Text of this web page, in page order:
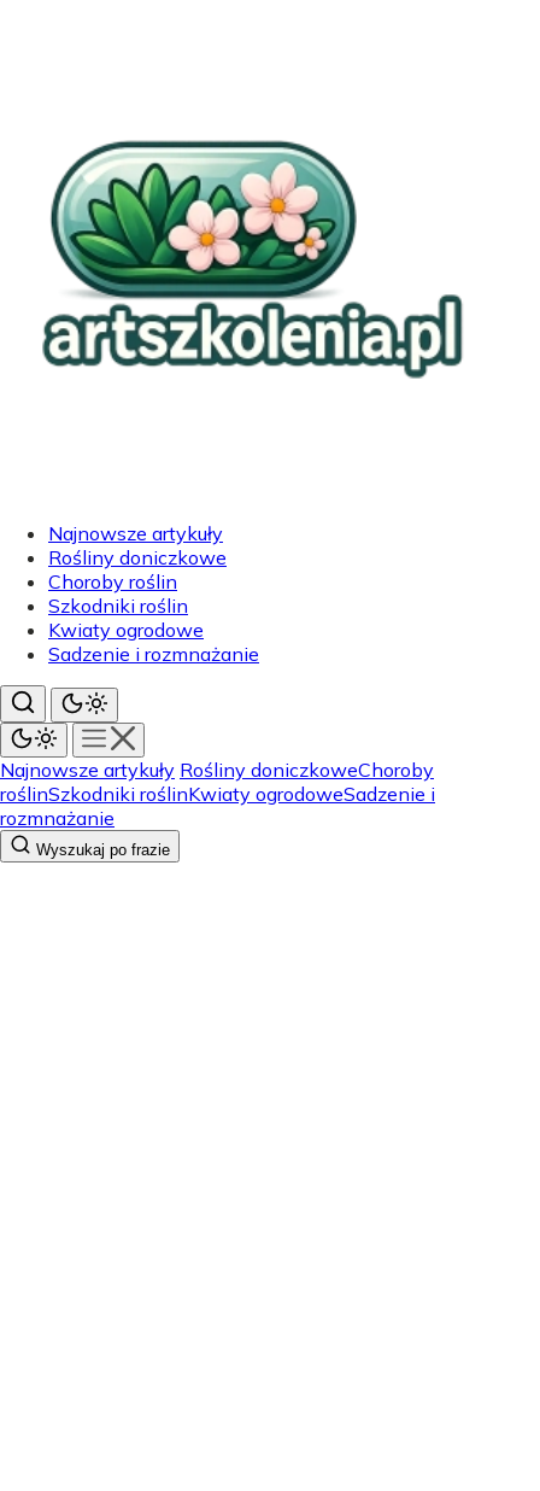
Najnowsze artykuły
Rośliny doniczkowe
Choroby roślin
Szkodniki roślin
Kwiaty ogrodowe
Sadzenie i rozmnażanie
Najnowsze artykuły Rośliny doniczkoweChoroby
roślinSzkodniki roślinKwiaty ogrodoweSadzenie i
rozmnażanie
Wyszukaj po frazie